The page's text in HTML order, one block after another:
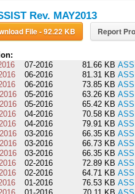
Rev. MAY2013
Download File - 92.22 KB Report
07-2016 81.66 KB
06-2016 81.31 KB
06-2016 73.85 KB
05-2016 63.26 KB
05-2016 65.42 KB
04-2016 70.58 KB
04-2016 79.91 KB
03-2016 66.35 KB
03-2016 66.73 KB
03-2016 66.35 KB
02-2016 72.89 KB
02-2016 64.71 KB
01-2016 76.53 KB